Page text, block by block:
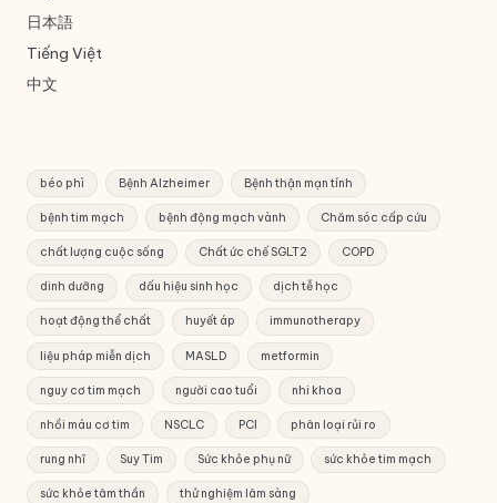
日本語
Tiếng Việt
中文
béo phì Bệnh Alzheimer Bệnh thận mạn tính
bệnh tim mạch bệnh động mạch vành Chăm sóc cấp cứu
chất lượng cuộc sống Chất ức chế SGLT2 COPD
dinh dưỡng dấu hiệu sinh học dịch tễ học
hoạt động thể chất huyết áp immunotherapy
liệu pháp miễn dịch MASLD metformin
nguy cơ tim mạch người cao tuổi nhi khoa
nhồi máu cơ tim NSCLC PCI phân loại rủi ro
rung nhĩ Suy Tim Sức khỏe phụ nữ sức khỏe tim mạch
sức khỏe tâm thần thử nghiệm lâm sàng